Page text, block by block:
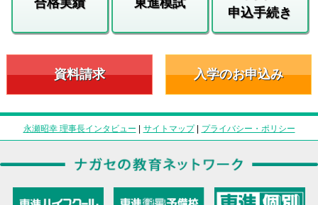
申込手続き
資料請求 入学のお申込み
永瀬昭幸 理事長インタビュー | サイトマップ| プライバシー・ポリシー